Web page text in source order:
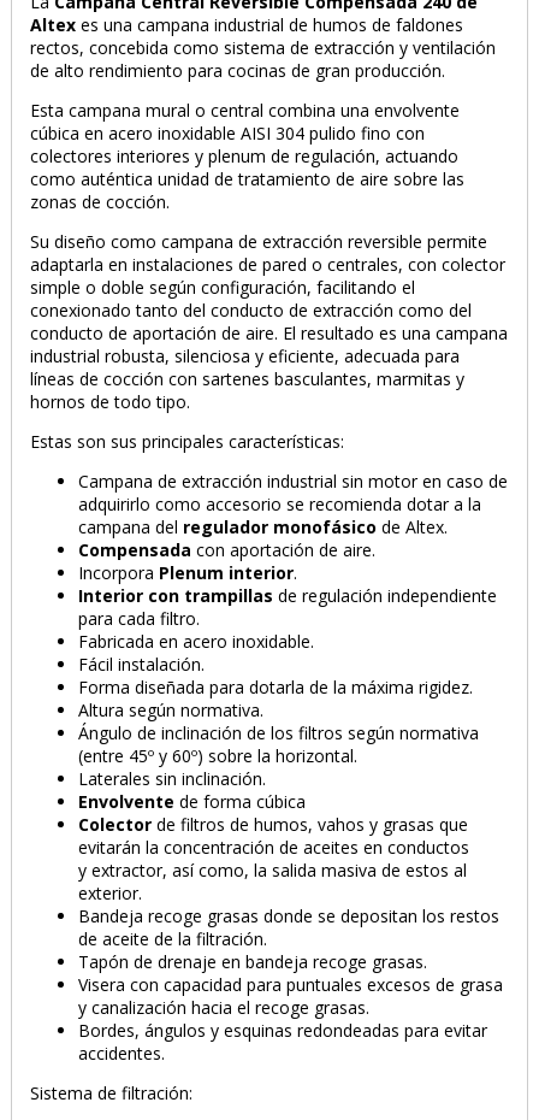
Altex es una campana industrial de humos de faldones
rectos, concebida como sistema de extracción y ventilación
de alto rendimiento para cocinas de gran producción.
Esta campana mural o central combina una envolvente
cúbica en acero inoxidable AISI 304 pulido fino con
colectores interiores y plenum de regulación, actuando
como auténtica unidad de tratamiento de aire sobre las
zonas de cocción.
Su diseño como campana de extracción reversible permite
adaptarla en instalaciones de pared o centrales, con colector
simple o doble según configuración, facilitando el
conexionado tanto del conducto de extracción como del
conducto de aportación de aire. El resultado es una campana
industrial robusta, silenciosa y eficiente, adecuada para
líneas de cocción con sartenes basculantes, marmitas y
hornos de todo tipo.
Estas son sus principales características:
Campana de extracción industrial sin motor en caso de
adquirirlo como accesorio se recomienda dotar a la
campana del regulador monofásico de Altex.
Compensada con aportación de aire.
Incorpora Plenum interior.
Interior con trampillas de regulación independiente
para cada filtro.
Fabricada en acero inoxidable.
Fácil instalación.
Forma diseñada para dotarla de la máxima rigidez.
Altura según normativa.
Ángulo de inclinación de los filtros según normativa
(entre 45º y 60º) sobre la horizontal.
Laterales sin inclinación.
Envolvente de forma cúbica
Colector de filtros de humos, vahos y grasas que
evitarán la concentración de aceites en conductos
y extractor, así como, la salida masiva de estos al
exterior.
Bandeja recoge grasas donde se depositan los restos
de aceite de la filtración.
Tapón de drenaje en bandeja recoge grasas.
Visera con capacidad para puntuales excesos de grasa
y canalización hacia el recoge grasas.
Bordes, ángulos y esquinas redondeadas para evitar
accidentes.
Sistema de filtración: